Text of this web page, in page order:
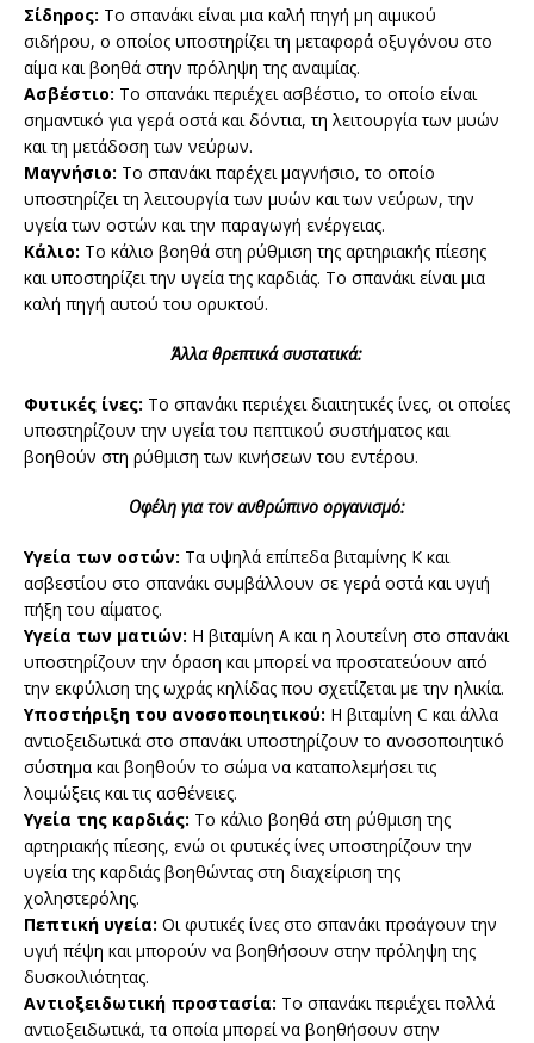
Σίδηρος: Το σπανάκι είναι μια καλή πηγή μη αιμικού
σιδήρου, ο οποίος υποστηρίζει τη μεταφορά οξυγόνου στο
αίμα και βοηθά στην πρόληψη της αναιμίας.
Ασβέστιο: Το σπανάκι περιέχει ασβέστιο, το οποίο είναι
σημαντικό για γερά οστά και δόντια, τη λειτουργία των μυών
και τη μετάδοση των νεύρων.
Μαγνήσιο: Το σπανάκι παρέχει μαγνήσιο, το οποίο
υποστηρίζει τη λειτουργία των μυών και των νεύρων, την
υγεία των οστών και την παραγωγή ενέργειας.
Κάλιο: Το κάλιο βοηθά στη ρύθμιση της αρτηριακής πίεσης
και υποστηρίζει την υγεία της καρδιάς. Το σπανάκι είναι μια
καλή πηγή αυτού του ορυκτού.
Άλλα θρεπτικά συστατικά:
Φυτικές ίνες: Το σπανάκι περιέχει διαιτητικές ίνες, οι οποίες
υποστηρίζουν την υγεία του πεπτικού συστήματος και
βοηθούν στη ρύθμιση των κινήσεων του εντέρου.
Οφέλη για τον ανθρώπινο οργανισμό:
Υγεία των οστών: Τα υψηλά επίπεδα βιταμίνης Κ και
ασβεστίου στο σπανάκι συμβάλλουν σε γερά οστά και υγιή
πήξη του αίματος.
Υγεία των ματιών: Η βιταμίνη Α και η λουτεΐνη στο σπανάκι
υποστηρίζουν την όραση και μπορεί να προστατεύουν από
την εκφύλιση της ωχράς κηλίδας που σχετίζεται με την ηλικία.
Υποστήριξη του ανοσοποιητικού: Η βιταμίνη C και άλλα
αντιοξειδωτικά στο σπανάκι υποστηρίζουν το ανοσοποιητικό
σύστημα και βοηθούν το σώμα να καταπολεμήσει τις
λοιμώξεις και τις ασθένειες.
Υγεία της καρδιάς: Το κάλιο βοηθά στη ρύθμιση της
αρτηριακής πίεσης, ενώ οι φυτικές ίνες υποστηρίζουν την
υγεία της καρδιάς βοηθώντας στη διαχείριση της
χοληστερόλης.
Πεπτική υγεία: Οι φυτικές ίνες στο σπανάκι προάγουν την
υγιή πέψη και μπορούν να βοηθήσουν στην πρόληψη της
δυσκοιλιότητας.
Αντιοξειδωτική προστασία: Το σπανάκι περιέχει πολλά
αντιοξειδωτικά, τα οποία μπορεί να βοηθήσουν στην